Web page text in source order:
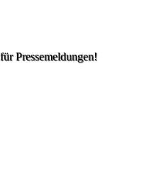
Pressemeldungen!